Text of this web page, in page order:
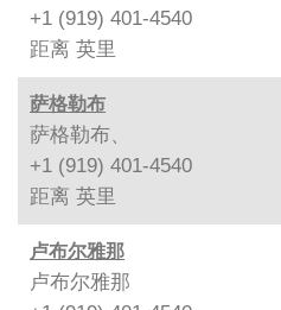
+1 (919) 401-4540
距离 英里
萨格勒布
萨格勒布、
+1 (919) 401-4540
距离 英里
卢布尔雅那
卢布尔雅那